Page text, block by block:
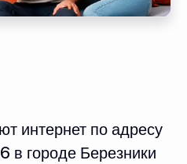
интернет по адресу
в городе Березники